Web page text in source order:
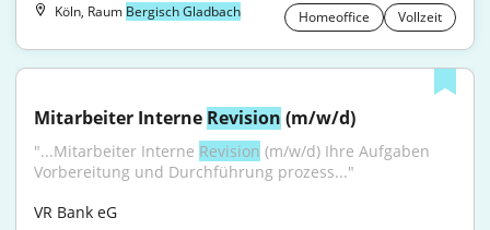
Köln, Raum Bergisch Gladbach Homeoffice Vollzeit
Mitarbeiter Interne Revision (m/w/d)
"...Mitarbeiter Interne Revision (m/w/d) Ihre Aufgaben
Vorbereitung und Durchführung prozess..."
VR Bank eG